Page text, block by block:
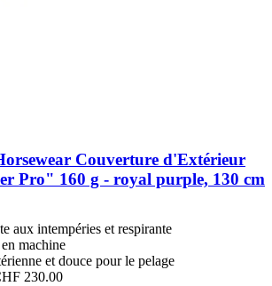
Couverture d'Extérieur
Pro" 160 g -​ royal purple, 130 cm
aux intempéries et respirante
machine
et douce pour le pelage
230.00